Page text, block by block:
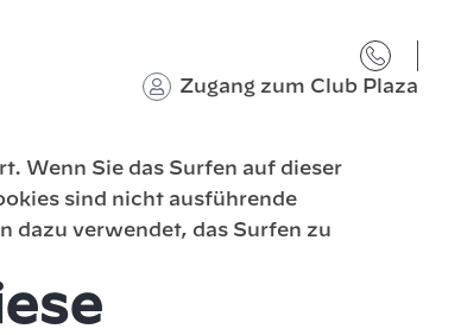
Zugang zum Club Plaza
Wenn Sie das Surfen auf dieser
sind nicht ausführende
dazu verwendet, das Surfen zu